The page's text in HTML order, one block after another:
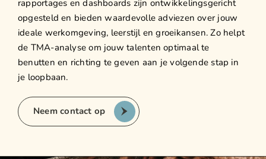
rapportages en dashboards zijn ontwikkelingsgericht
opgesteld en bieden waardevolle adviezen over jouw
ideale werkomgeving, leerstijl en groeikansen. Zo helpt
de TMA-analyse om jouw talenten optimaal te
benutten en richting te geven aan je volgende stap in
je loopbaan.
Neem contact op